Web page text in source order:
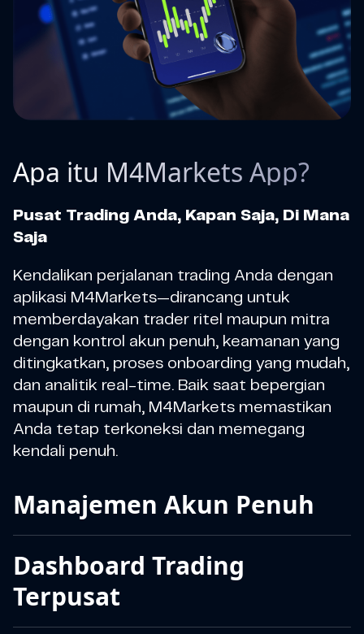
Apa itu M4Markets App?
Pusat Trading Anda, Kapan Saja, Di Mana
Saja
Kendalikan perjalanan trading Anda dengan
aplikasi M4Markets—dirancang untuk
memberdayakan trader ritel maupun mitra
dengan kontrol akun penuh, keamanan yang
ditingkatkan, proses onboarding yang mudah,
dan analitik real-time. Baik saat bepergian
maupun di rumah, M4Markets memastikan
Anda tetap terkoneksi dan memegang
kendali penuh.
Manajemen Akun Penuh
Dashboard Trading
Terpusat